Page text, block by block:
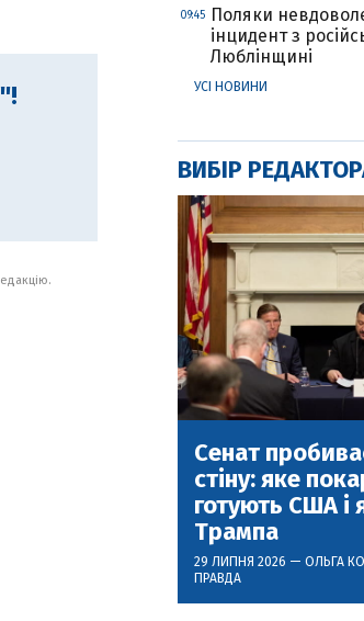
09:45
Поляки
інцидент з
Люблінщині
УСІ НОВИНИ
ВИБІР
Сенат
стіну: яке
готують США і
Трампа
29 ЛИПНЯ 2026 — ОЛЬГА
ПРАВДА